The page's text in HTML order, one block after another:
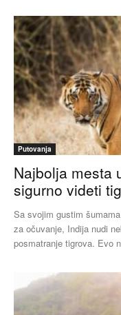
Putovanja
Najbolja mesta
sigurno videti
Sa svojim gustim
za očuvanje, Indija nudi
posmatranje tigrova. Evo